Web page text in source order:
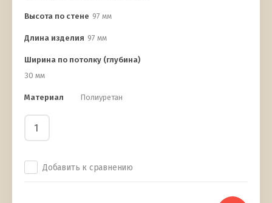
Высота по стене 97 мм
Длина изделия 97 мм
Ширина по потолку (глубина)
30 мм
Материал Полиуретан
Добавить к сравнению